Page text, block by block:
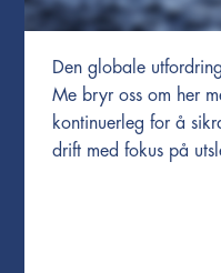
Den globale
Me bryr oss om her
kontinuerleg for å
drift med fokus på